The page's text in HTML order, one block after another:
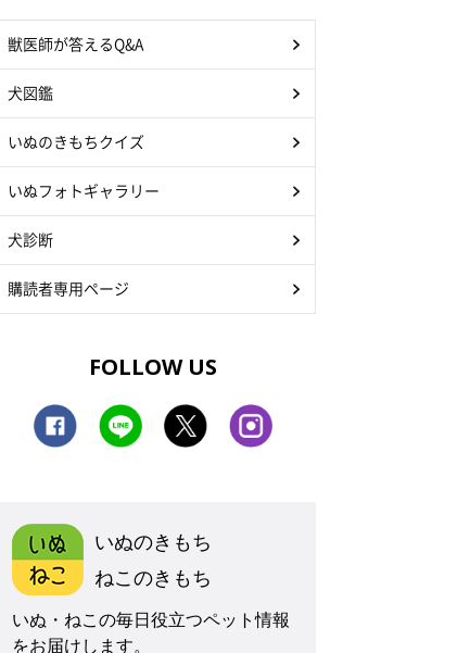
獣医師が答えるQ&A
犬図鑑
いぬのきもちクイズ
いぬフォトギャラリー
犬診断
購読者専用ページ
FOLLOW US
いぬのきもち
ねこのきもち
いぬ・ねこの毎日役立つペット情報
をお届けします。